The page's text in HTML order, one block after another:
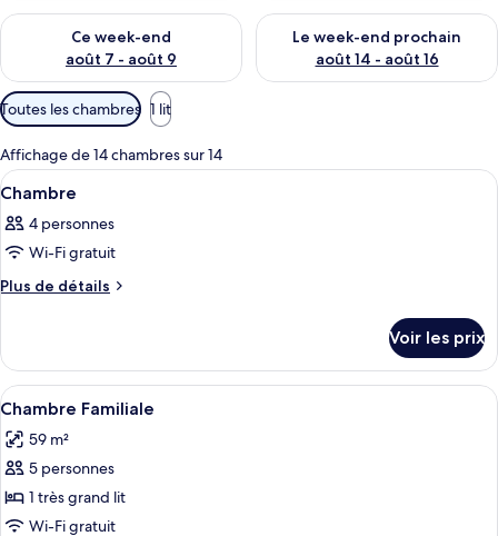
Ce week-end
août 7 - août 9
Vérifier la disponibilité pour ce week-end août 7 - août 9
Le week-end prochain
août 14 - août 16
Vérifier la disponibilité pour
Filtres
disponibles
pour
les
chambres
Toutes les chambres 1 lit
Affichage de 14 chambres sur 14
Afficher
toutes
les
photos
pour
de
chambre :
Chambre
Une chambre d’hôtel moderne
8
Chambre
4 personnes
Wi-Fi gratuit
Plus de détails
Plus
le
type
de
Chambre
Voir les prix
Afficher
toutes
les
photos
pour
ce
Un couple dans une baignoire,
8
Chambre Familiale
59 m²
5 personnes
1 très grand lit
Wi-Fi gratuit